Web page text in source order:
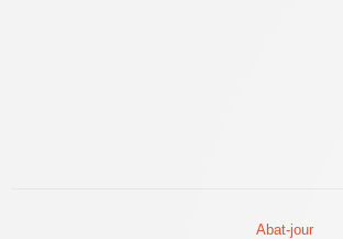
Abat-jour